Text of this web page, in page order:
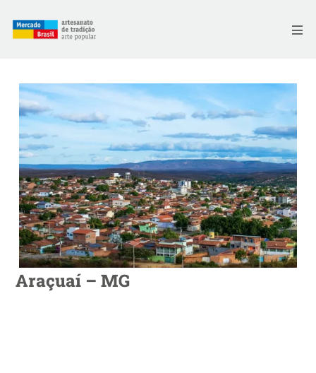
Araçuaí – MG